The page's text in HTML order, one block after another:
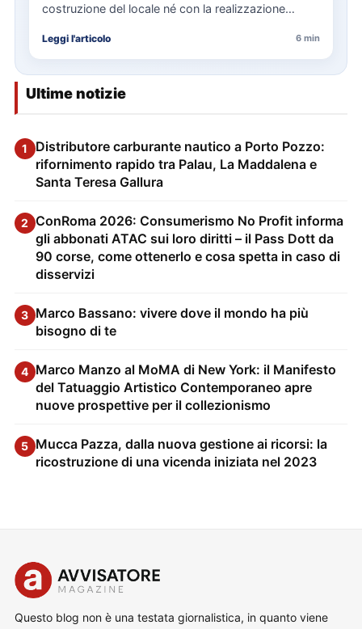
costruzione del locale né con la realizzazione
Leggi l'articolo 6 min
Ultime notizie
1
Distributore carburante nautico a Porto Pozzo:
rifornimento rapido tra Palau, La Maddalena e
Santa Teresa Gallura
2 ConRoma 2026: Consumerismo No Profit informa
gli abbonati ATAC sui loro diritti – il Pass Dott da
90 corse, come ottenerlo e cosa spetta in caso di
disservizi
3 Marco Bassano: vivere dove il mondo ha più
bisogno di te
4 Marco Manzo al MoMA di New York: il Manifesto
del Tatuaggio Artistico Contemporaneo apre
nuove prospettive per il collezionismo
5 Mucca Pazza, dalla nuova gestione ai ricorsi: la
ricostruzione di una vicenda iniziata nel 2023
Questo blog non è una testata giornalistica, in quanto viene